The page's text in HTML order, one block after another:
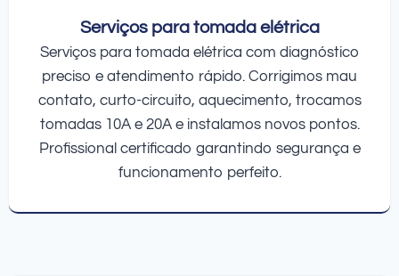
Serviços para tomada elétrica
Serviços para tomada elétrica com diagnóstico
preciso e atendimento rápido. Corrigimos mau
contato, curto-circuito, aquecimento, trocamos
tomadas 10A e 20A e instalamos novos pontos.
Profissional certificado garantindo segurança e
funcionamento perfeito.